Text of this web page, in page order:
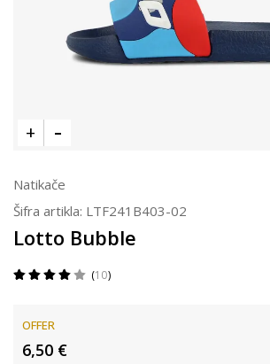
Natikače
Šifra artikla: LTF241B403-02
Lotto Bubble
10
OFFER
6,50 €